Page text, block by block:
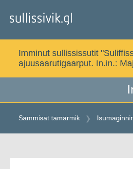
Imminut sullississutit
ajuusaarutigaarput. In.in.:
Sammisat tamarmik